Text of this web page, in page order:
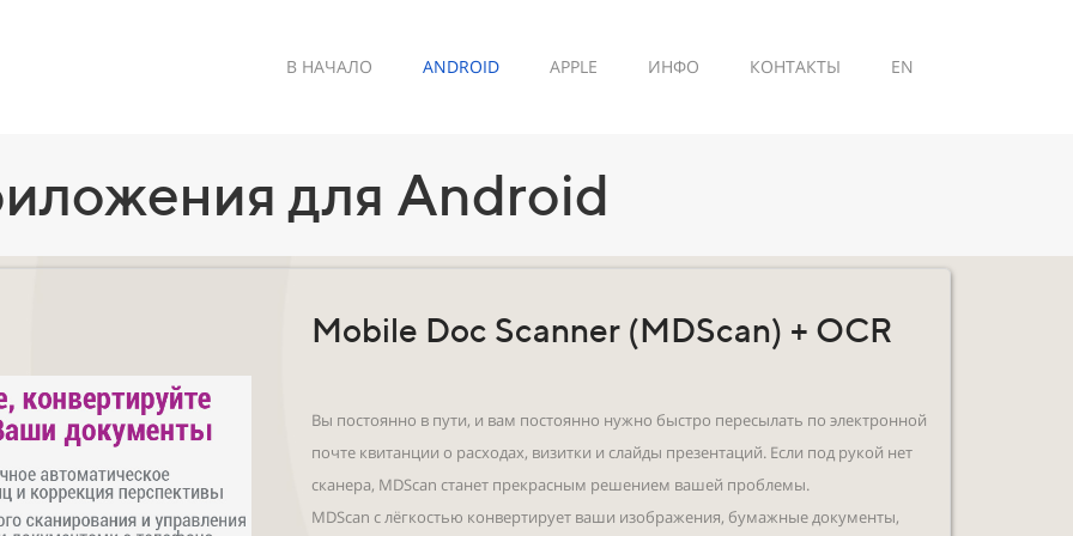
В НАЧАЛО ANDROID APPLE ИНФО КОНТАКТЫ EN
для Android
Mobile Doc Scanner (MDScan) + OCR
Вы постоянно в пути, и вам постоянно нужно быстро пересылать по электронной
почте квитанции о расходах, визитки и слайды презентаций. Если под рукой нет
сканера, MDScan станет прекрасным решением вашей проблемы.
MDScan с лёгкостью конвертирует ваши изображения, бумажные документы,